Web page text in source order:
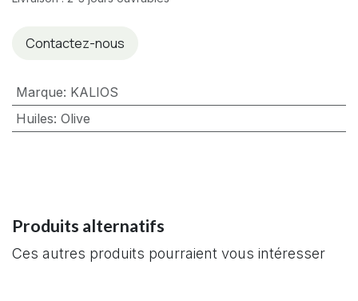
Contactez-nous
Marque: KALIOS
Huiles: Olive
Produits alternatifs
Ces autres produits pourraient vous intéresser